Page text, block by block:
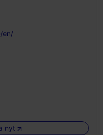
en/
nyt